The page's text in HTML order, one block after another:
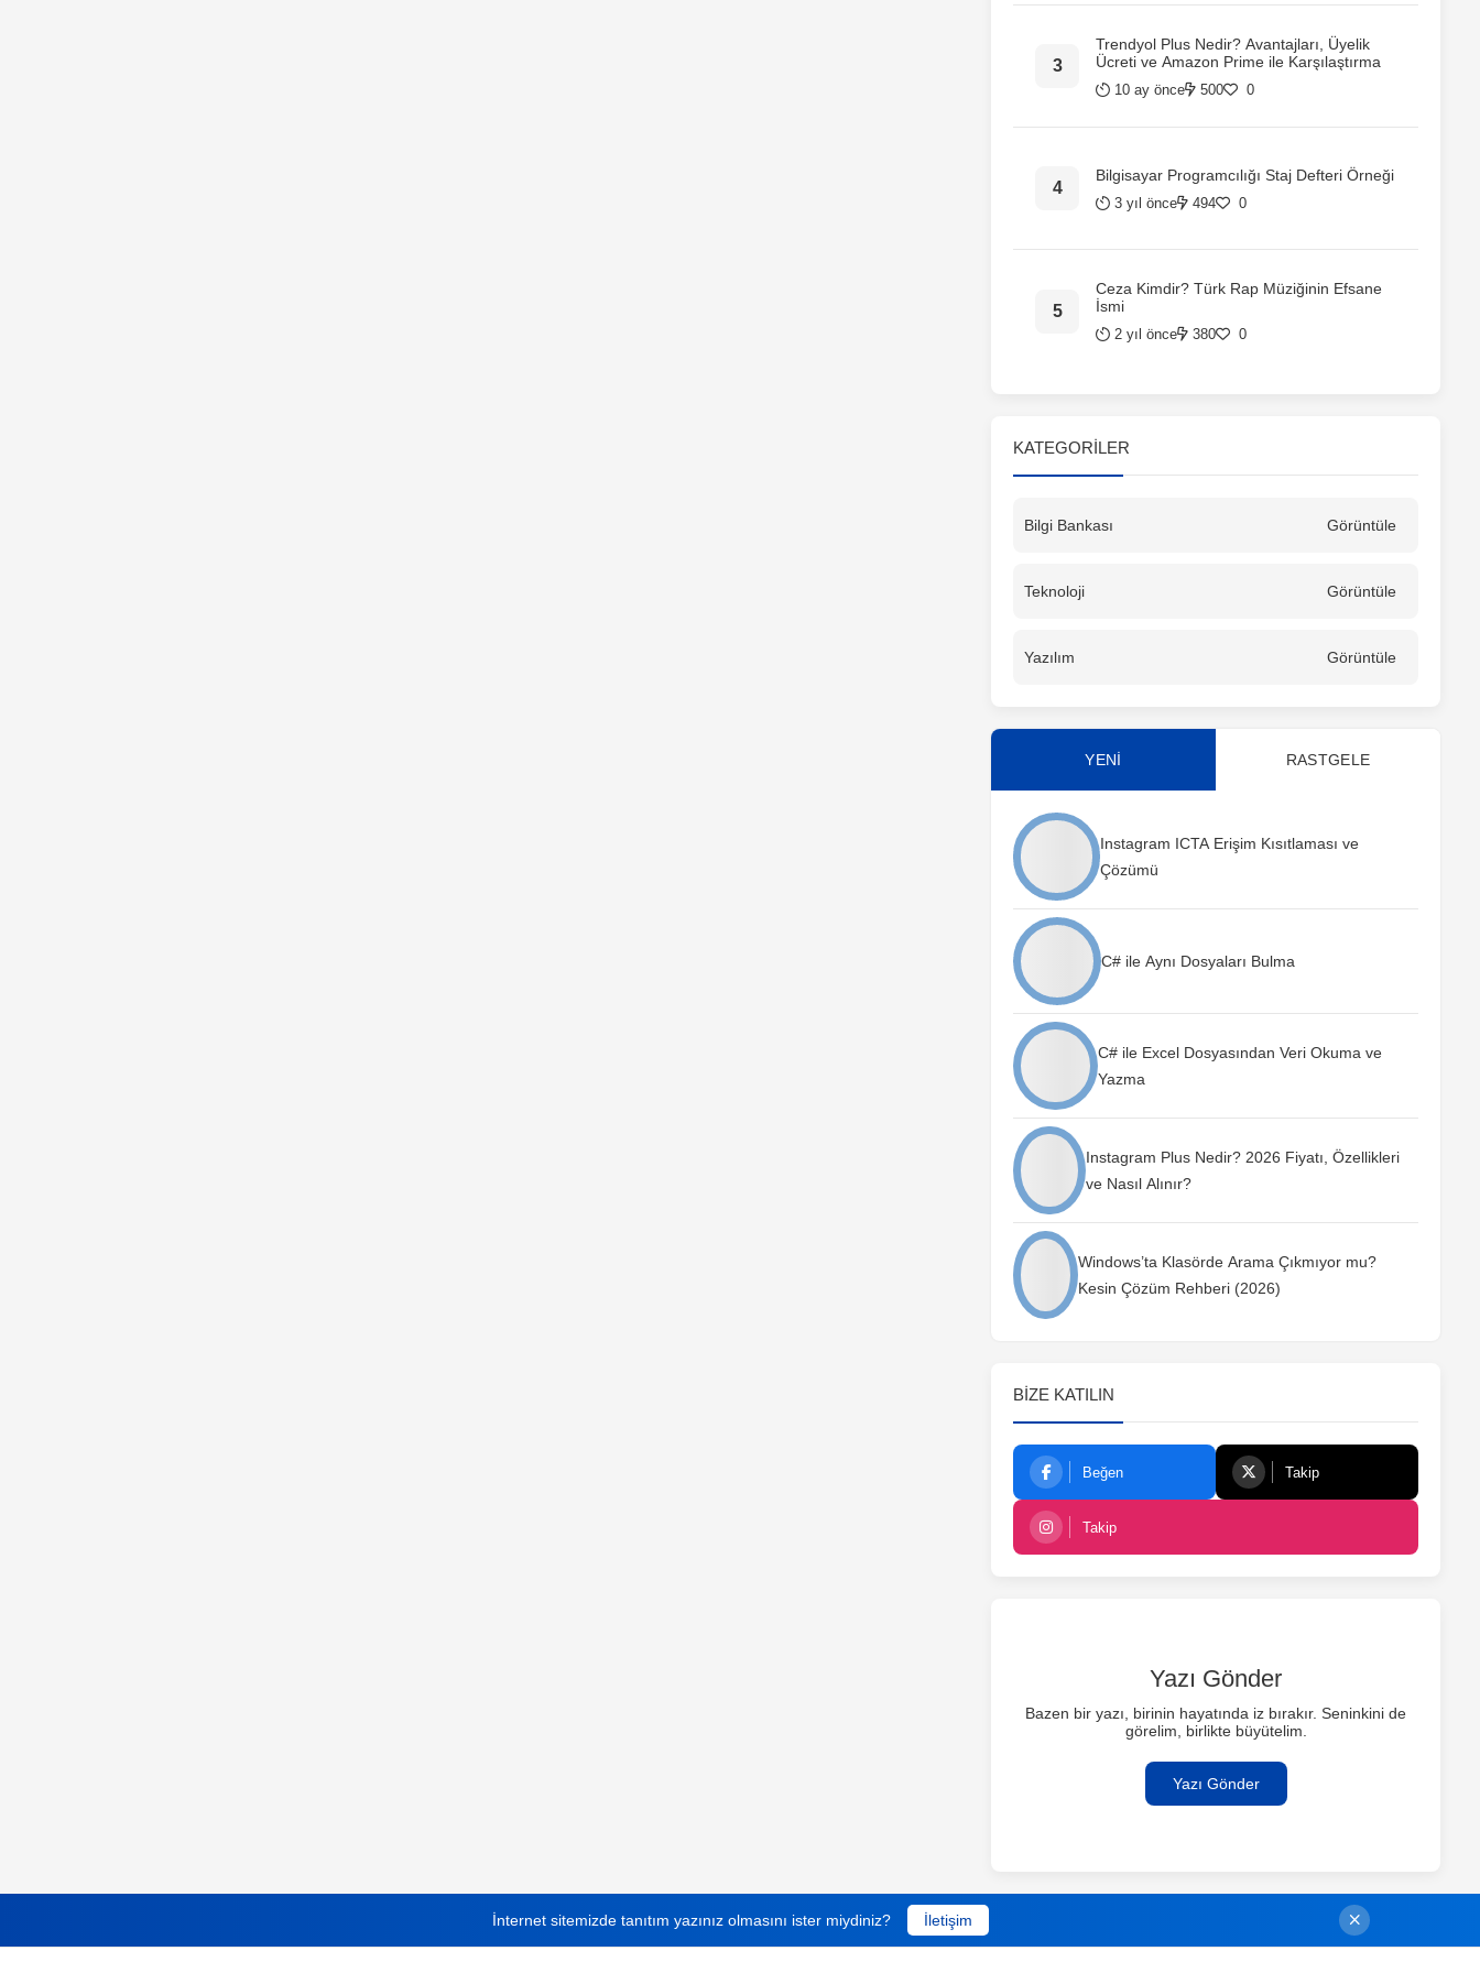
Trendyol Plus Nedir? Avantajları, Üyelik
Ücreti ve Amazon Prime ile Karşılaştırma
10 ay önce 500 0
Bilgisayar Programcılığı Staj Defteri Örneği
3 yıl önce 494 0
Ceza Kimdir? Türk Rap Müziğinin Efsane
İsmi
2 yıl önce 380 0
KATEGORILER
Bilgi Bankası Görüntüle
Teknoloji Görüntüle
Yazılım Görüntüle
YENİ RASTGELE
Instagram ICTA Erişim Kısıtlaması ve
Çözümü
C# ile Aynı Dosyaları Bulma
C# ile Excel Dosyasından Veri Okuma ve
Yazma
Instagram Plus Nedir? 2026 Fiyatı, Özellikleri
ve Nasıl Alınır?
Windows’ta Klasörde Arama Çıkmıyor mu?
Kesin Çözüm Rehberi (2026)
BIZE KATILIN
Beğen Takip
Takip
Yazı Gönder
Bazen bir yazı, birinin hayatında iz bırakır. Seninkini de
görelim, birlikte büyütelim.
Yazı Gönder
İnternet sitemizde tanıtım yazınız olmasını ister miydiniz? İletişim